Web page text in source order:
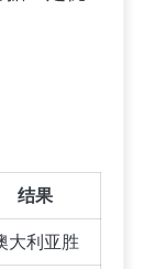
结果
大利亚胜